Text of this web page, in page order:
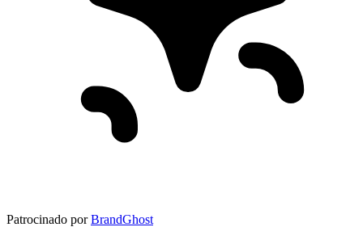
Patrocinado por BrandGhost